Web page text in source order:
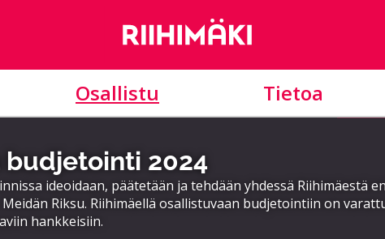
Osallistu Tietoa
2024
ideoidaan, päätetään ja tehdään yhdessä Riihimäestä
Riksu. Riihimäellä osallistuvaan budjetointiin on
hankkeisiin.